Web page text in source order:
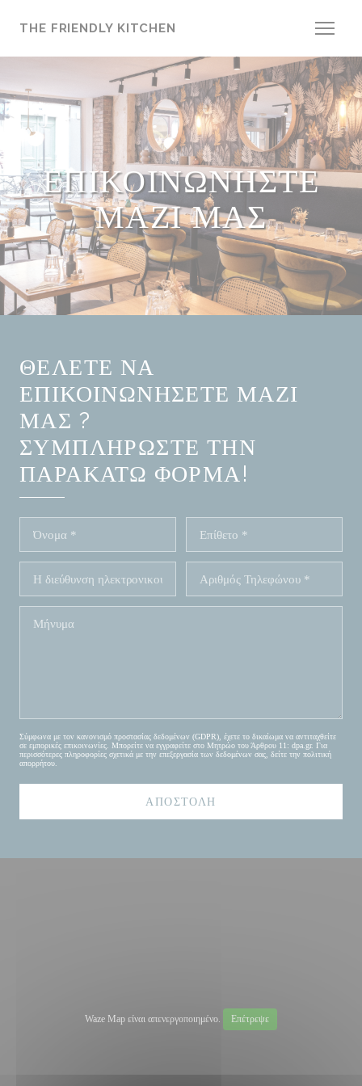
THE FRIENDLY KITCHEN
ΕΠΙΚΟΙΝΩΝΉΣΤΕ
ΜΑΖΊ ΜΑΣ
ΘΈΛΕΤΕ ΝΑ
ΕΠΙΚΟΙΝΩΝΉΣΕΤΕ ΜΑΖΊ
ΜΑΣ ?
ΣΥΜΠΛΗΡΏΣΤΕ ΤΗΝ
ΠΑΡΑΚΆΤΩ ΦΌΡΜΑ!
Σύμφωνα με τον κανονισμό προστασίας δεδομένων (GDPR), έχετε το δικαίωμα να αντιταχθείτε
σε εμπορικές επικοινωνίες. Μπορείτε να εγγραφείτε στο Μητρώο του Άρθρου 11: dpa.gr. Για
περισσότερες πληροφορίες σχετικά με την επεξεργασία των δεδομένων σας, δείτε την πολιτική
απορρήτου
Waze Map είναι απενεργοποιημένο. Επέτρεψε